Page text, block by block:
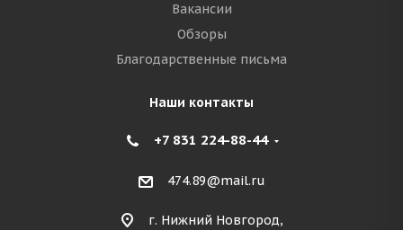
Вакансии
Обзоры
Благодарственные письма
Наши контакты
+7 831 224-88-44
474.89@mail.ru
г. Нижний Новгород,